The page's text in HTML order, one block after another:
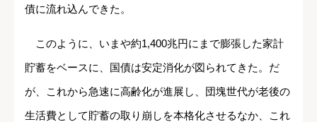
債に流れ込んできた。
このように、いまや約1,400兆円にまで膨張した家計
貯蓄をベースに、国債は安定消化が図られてきた。だ
が、これから急速に高齢化が進展し、団塊世代が老後の
生活費として貯蓄の取り崩しを本格化させるなか、これ